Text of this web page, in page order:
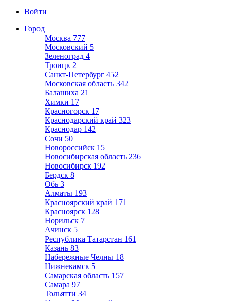
Войти
Город
Москва 777
Московский 5
Зеленоград 4
Троицк 2
Санкт-Петербург 452
Московская область 342
Балашиха 21
Химки 17
Красногорск 17
Краснодарский край 323
Краснодар 142
Сочи 50
Новороссийск 15
Новосибирская область 236
Новосибирск 192
Бердск 8
Обь 3
Алматы 193
Красноярский край 171
Красноярск 128
Норильск 7
Ачинск 5
Республика Татарстан 161
Казань 83
Набережные Челны 18
Нижнекамск 5
Самарская область 157
Самара 97
Тольятти 34